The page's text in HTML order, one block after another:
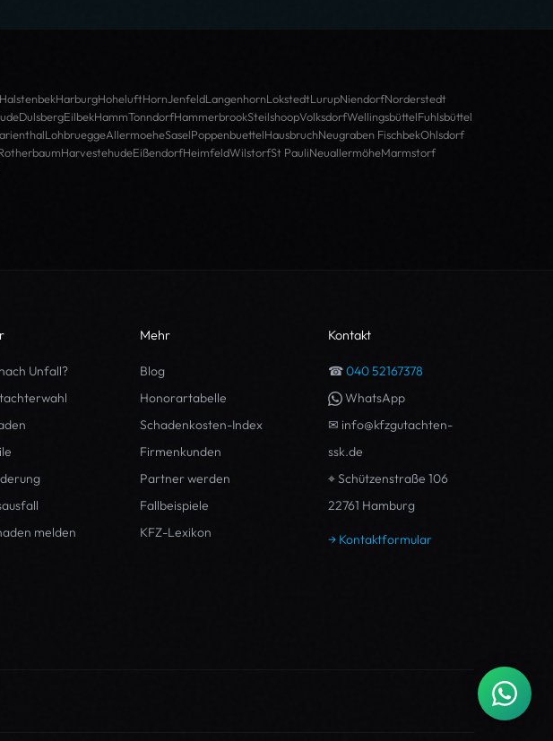
HalstenbekHarburgHoheluftHornJenfeldLangenhornLokstedtLurupNiendorfNorderstedt
DulsbergEilbekHammTonndorfHammerbrookSteilshoopVolksdorfWellingsbüttelFuhlsbüttel
LohbrueggeAllermoeheSaselPoppenbuettelHausbruchNeugraben FischbekOhlsdorf
HarvestehudeEißendorfHeimfeldWilstorfSt PauliNeuallermöheMarmstorf
Unfall?
melden
Mehr
Blog
Honorartabelle
Schadenkosten-Index
Firmenkunden
Partner werden
Fallbeispiele
KFZ-Lexikon
Kontakt
☎040 52167378
WhatsApp
✉ info@kfzgutachten-
ssk.de
⌖ Schützenstraße 106
22761 Hamburg
→ Kontaktformular